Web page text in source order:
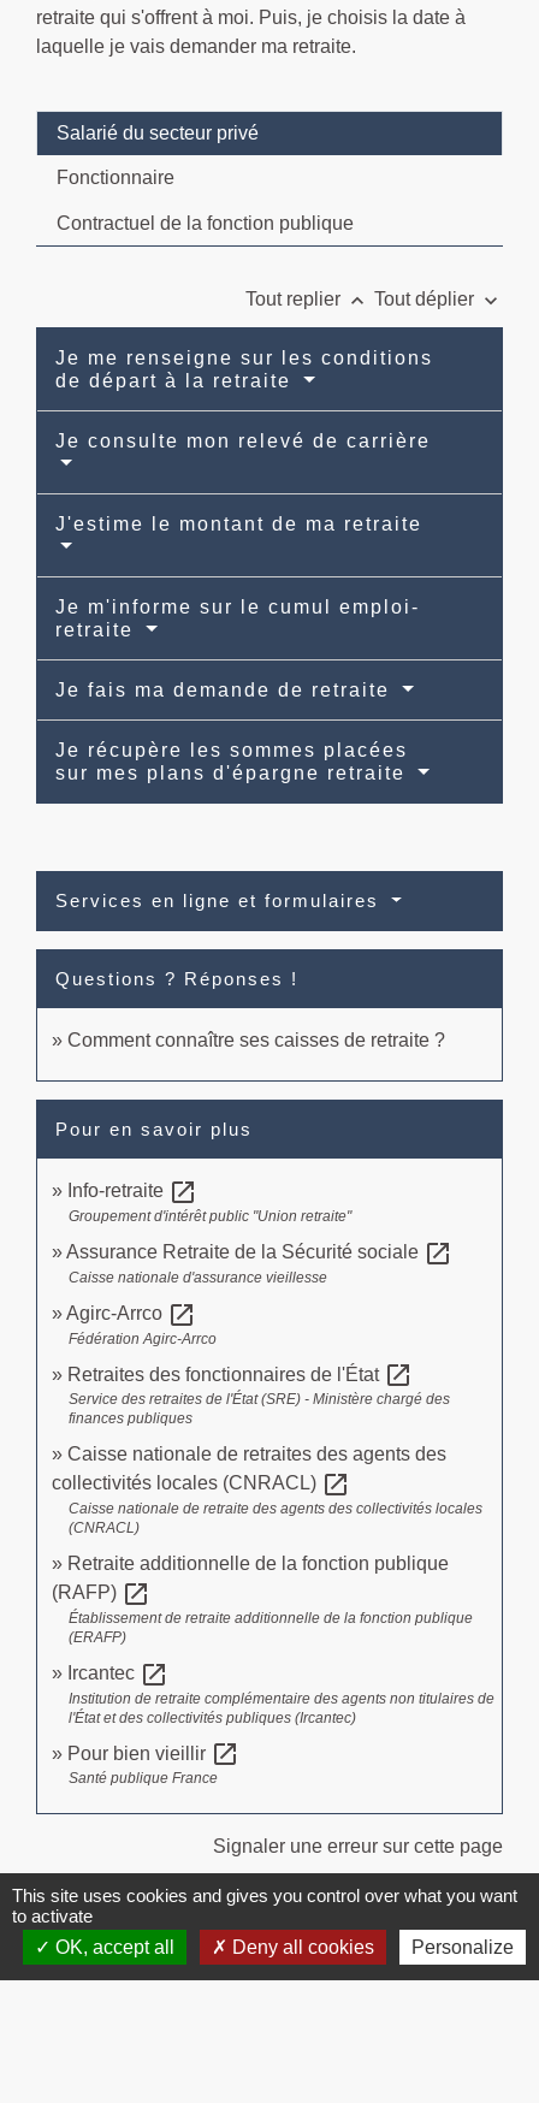
retraite qui s'offrent à moi. Puis, je choisis la date à
laquelle je vais demander ma retraite.
Salarié du secteur privé
Fonctionnaire
Contractuel de la fonction publique
Tout replier keyboard_arrow_up Tout déplier keyboard_arrow_down
Je me renseigne sur les conditions
de départ à la retraite
Je consulte mon relevé de carrière
J'estime le montant de ma retraite
Je m'informe sur le cumul emploi-
retraite
Je fais ma demande de retraite
Je récupère les sommes placées
sur mes plans d'épargne retraite
Services en ligne et formulaires
Questions ? Réponses !
Comment connaître ses caisses de retraite ?
Pour en savoir plus
Info-retraite open_in_new
Groupement d'intérêt public "Union retraite"
Assurance Retraite de la Sécurité sociale open_in_new
Caisse nationale d'assurance vieillesse
Agirc-Arrco open_in_new
Fédération Agirc-Arrco
Retraites des fonctionnaires de l'État open_in_new
Service des retraites de l'État (SRE) - Ministère chargé des
finances publiques
Caisse nationale de retraites des agents des
collectivités locales (CNRACL) open_in_new
Caisse nationale de retraite des agents des collectivités locales
(CNRACL)
Retraite additionnelle de la fonction publique
(RAFP) open_in_new
Établissement de retraite additionnelle de la fonction publique
(ERAFP)
Ircantec open_in_new
Institution de retraite complémentaire des agents non titulaires de
l'État et des collectivités publiques (Ircantec)
Pour bien vieillir open_in_new
Santé publique France
Signaler une erreur sur cette page
This site uses cookies and gives you control over what you want
to activate
OK, accept all
Deny all cookies Personalize